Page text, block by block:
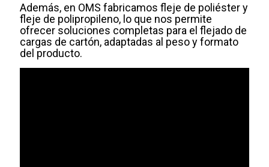
Además, en OMS fabricamos fleje de poliéster y
fleje de polipropileno, lo que nos permite
ofrecer soluciones completas para el flejado de
cargas de cartón, adaptadas al peso y formato
del producto.